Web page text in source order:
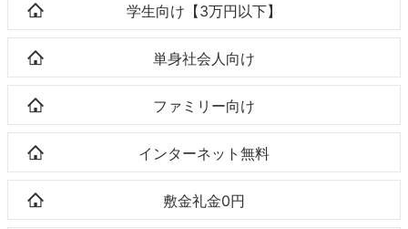
学生向け【3万円以下】
単身社会人向け
ファミリー向け
インターネット無料
敷金礼金0円